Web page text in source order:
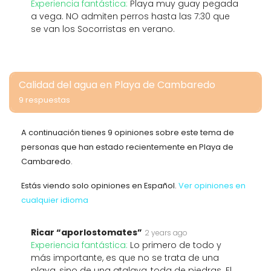
Experiencia fantástica: Playa muy guay pegada
a vega. NO admiten perros hasta las 7:30 que
se van los Socorristas en verano.
Calidad del agua en Playa de Cambaredo
9 respuestas
A continuación tienes 9 opiniones sobre este tema de
personas que han estado recientemente en Playa de
Cambaredo.
Estás viendo solo opiniones en Español. Ver opiniones en
cualquier idioma
Ricar “aporlostomates” 2 years ago
Experiencia fantástica: Lo primero de todo y
más importante, es que no se trata de una